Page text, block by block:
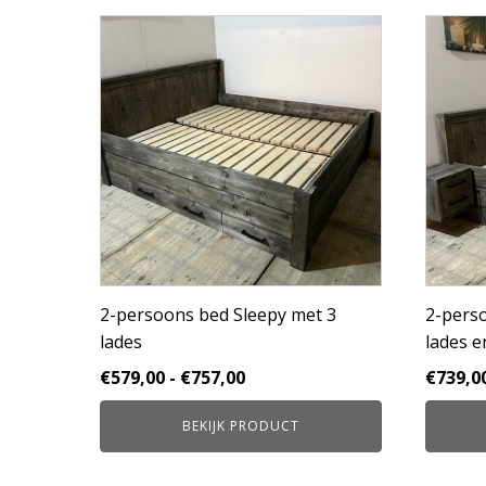
2-persoons bed Sleepy met 3
lades
€579,00 - €757,00Prijsklasse:
€579,00
tot
€757,00
BEKIJK PRODUCT
Dit
heeft
meerdere
variaties.
Deze
optie
kan
gekozen
worden
op
de
productpagina
2-
lades
€
Dit
product
variaties.
Deze
optie
kan
gekozen
worden
op
de